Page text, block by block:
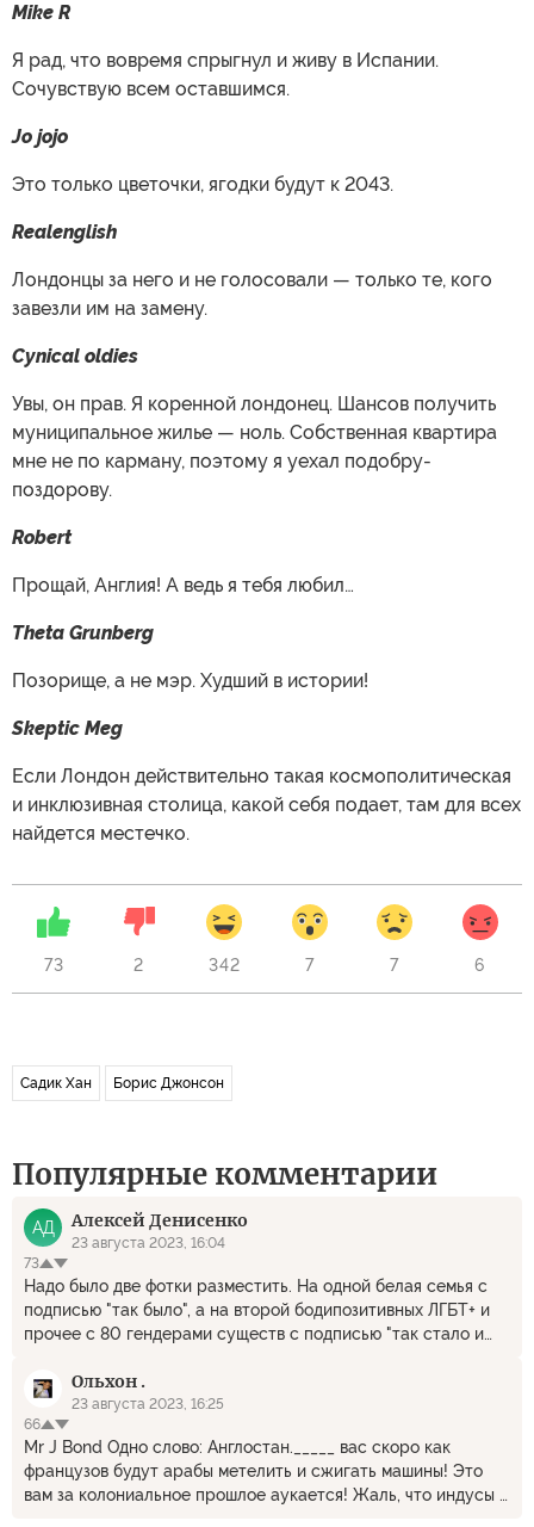
Mike R
Я рад, что вовремя спрыгнул и живу в Испании.
Сочувствую всем оставшимся.
Jo jojo
Это только цветочки, ягодки будут к 2043.
Realenglish
Лондонцы за него и не голосовали — только те, кого
завезли им на замену.
Cynical oldies
Увы, он прав. Я коренной лондонец. Шансов получить
муниципальное жилье — ноль. Собственная квартира
мне не по карману, поэтому я уехал подобру-
поздорову.
Robert
Прощай, Англия! А ведь я тебя любил…
Theta Grunberg
Позорище, а не мэр. Худший в истории!
Skeptic Meg
Если Лондон действительно такая космополитическая
и инклюзивная столица, какой себя подает, там для всех
найдется местечко.
73 2 342 7 7 6
Садик Хан Борис Джонсон
Популярные комментарии
АД Алексей Денисенко
23 августа 2023, 16:04
73
Надо было две фотки разместить. На одной белая семья с
подписью "так было", а на второй бодипозитивных ЛГБТ+ и
прочее с 80 гендерами существ с подписью "так стало и
Ольхон .
23 августа 2023, 16:25
66
Mr J Bond Одно слово: Англостан._____ вас скоро как
французов будут арабы метелить и сжигать машины! Это
вам за колониальное прошлое аукается! Жаль, что индусы и